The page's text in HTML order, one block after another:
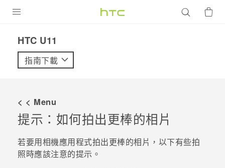
VIVE
配件
優惠專區
HTC U11‎
指南下載
< < Menu
提示：如何拍出更棒的相片
若要用相機應用程式拍出更棒的相片，以下有些拍
照時應該注意的提示。